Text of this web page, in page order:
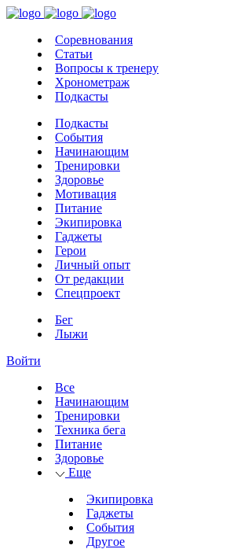
Соревнования
Статьи
Вопросы к тренеру
Хронометраж
Подкасты
Подкасты
События
Начинающим
Тренировки
Здоровье
Мотивация
Питание
Экипировка
Гаджеты
Герои
Личный опыт
От редакции
Спецпроект
Бег
Лыжи
Войти
Все
Начинающим
Тренировки
Техника бега
Питание
Здоровье
Еще
Экипировка
Гаджеты
События
Другое